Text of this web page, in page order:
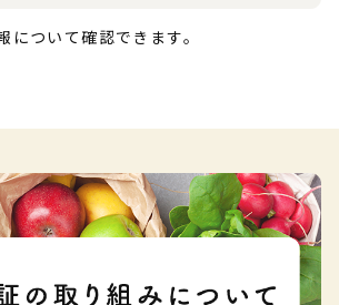
について確認できます。